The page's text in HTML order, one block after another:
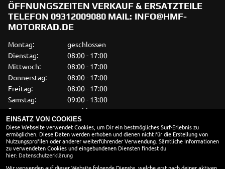
ÖFFNUNGSZEITEN VERKAUF & ERSATZTEILE
TELEFON 09312009080 MAIL: INFO@HMF-
MOTORRAD.DE
Montag:
geschlossen
Dienstag:
08:00 - 17:00
Mittwoch:
08:00 - 17:00
Donnerstag:
08:00 - 17:00
Freitag:
08:00 - 17:00
Samstag:
09:00 - 13:00
Sonntag:
geschlossen
WERKSTATT
Montag:
Besuch nach
Terminvereinbarung
Dienstag:
08:00 - 17:00
EINSATZ VON COOKIES
Diese Webseite verwendet Cookies, um Dir ein bestmögliches Surf-Erlebnis zu
ermöglichen. Diese Daten werden erhoben und dienen nicht für die Erstellung von
Nutzungsprofilen oder anderer weiterführender Verwendung. Sämtliche Informationen
zu verwendeten Cookies und eingebundenen Diensten findest du
hier: Datenschutzerklärung